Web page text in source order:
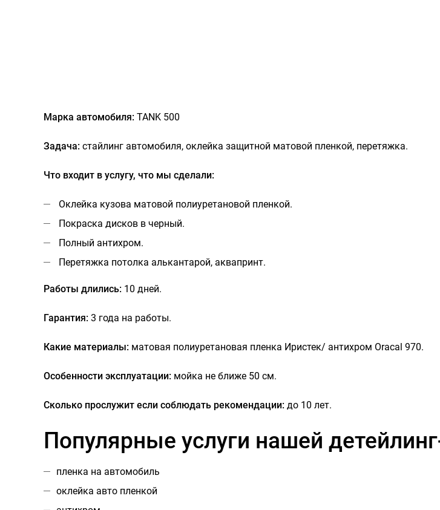
Марка автомобиля: TANK 500
Задача: стайлинг автомобиля, оклейка защитной матовой пленкой, перетяжка.
Что входит в услугу, что мы сделали:
Оклейка кузова матовой полиуретановой пленкой.
Покраска дисков в черный.
Полный антихром.
Перетяжка потолка алькантарой, аквапринт.
Работы длились: 10 дней.
Гарантия: 3 года на работы.
Какие материалы: матовая полиуретановая пленка Иристек/ антихром Oracal 970.
Особенности эксплуатации: мойка не ближе 50 см.
Сколько прослужит если соблюдать рекомендации: до 10 лет.
Популярные услуги нашей
пленка на автомобиль
оклейка авто пленкой